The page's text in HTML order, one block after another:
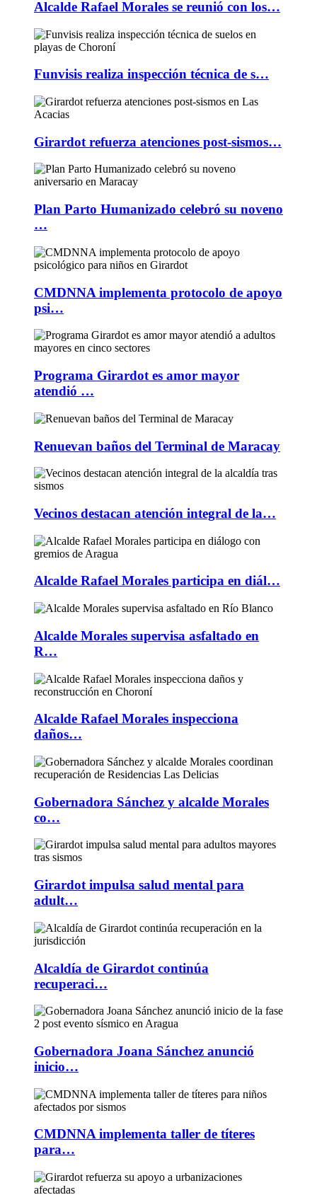
Alcalde Rafael Morales se reunió con los…
Funvisis realiza inspección técnica de s…
Girardot refuerza atenciones post-sismos…
Plan Parto Humanizado celebró su noveno
…
CMDNNA implementa protocolo de apoyo
psi…
Programa Girardot es amor mayor
atendió …
Renuevan baños del Terminal de Maracay
Vecinos destacan atención integral de la…
Alcalde Rafael Morales participa en diál…
Alcalde Morales supervisa asfaltado en
R…
Alcalde Rafael Morales inspecciona
daños…
Gobernadora Sánchez y alcalde Morales
co…
Girardot impulsa salud mental para
adult…
Alcaldía de Girardot continúa
recuperaci…
Gobernadora Joana Sánchez anunció
inicio…
CMDNNA implementa taller de títeres
para…